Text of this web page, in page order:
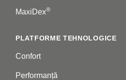
MaxiDex®
PLATFORME TEHNOLOGICE
Confort
Performanță